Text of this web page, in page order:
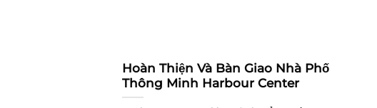
Hoàn Thiện Và Bàn Giao Nhà Phố
Thông Minh Harbour Center